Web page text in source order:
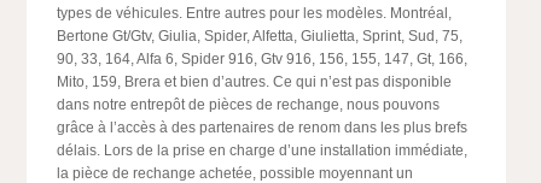
types de véhicules. Entre autres pour les modèles. Montréal,
Bertone Gt/Gtv, Giulia, Spider, Alfetta, Giulietta, Sprint, Sud, 75,
90, 33, 164, Alfa 6, Spider 916, Gtv 916, 156, 155, 147, Gt, 166,
Mito, 159, Brera et bien d’autres. Ce qui n’est pas disponible
dans notre entrepôt de pièces de rechange, nous pouvons
grâce à l’accès à des partenaires de renom dans les plus brefs
délais. Lors de la prise en charge d’une installation immédiate,
la pièce de rechange achetée, possible moyennant un